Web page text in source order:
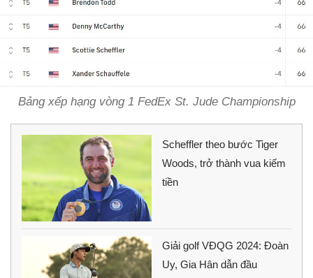
Bảng xếp hạng vòng 1 FedEx St. Jude Championship
Scheffler theo bước Tiger
Woods, trở thành vua kiếm
tiền
Giải golf VĐQG 2024: Đoàn
Uy, Gia Hân dẫn đầu